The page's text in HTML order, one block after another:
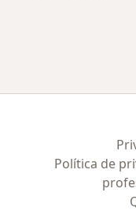
Política de